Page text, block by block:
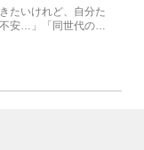
たいけれど、自分た
安…」「同世代の方